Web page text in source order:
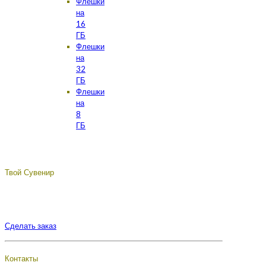
на
16
ГБ
Флешки
на
32
ГБ
Флешки
на
8
ГБ
Твой Сувенир
Сделать заказ
Контакты